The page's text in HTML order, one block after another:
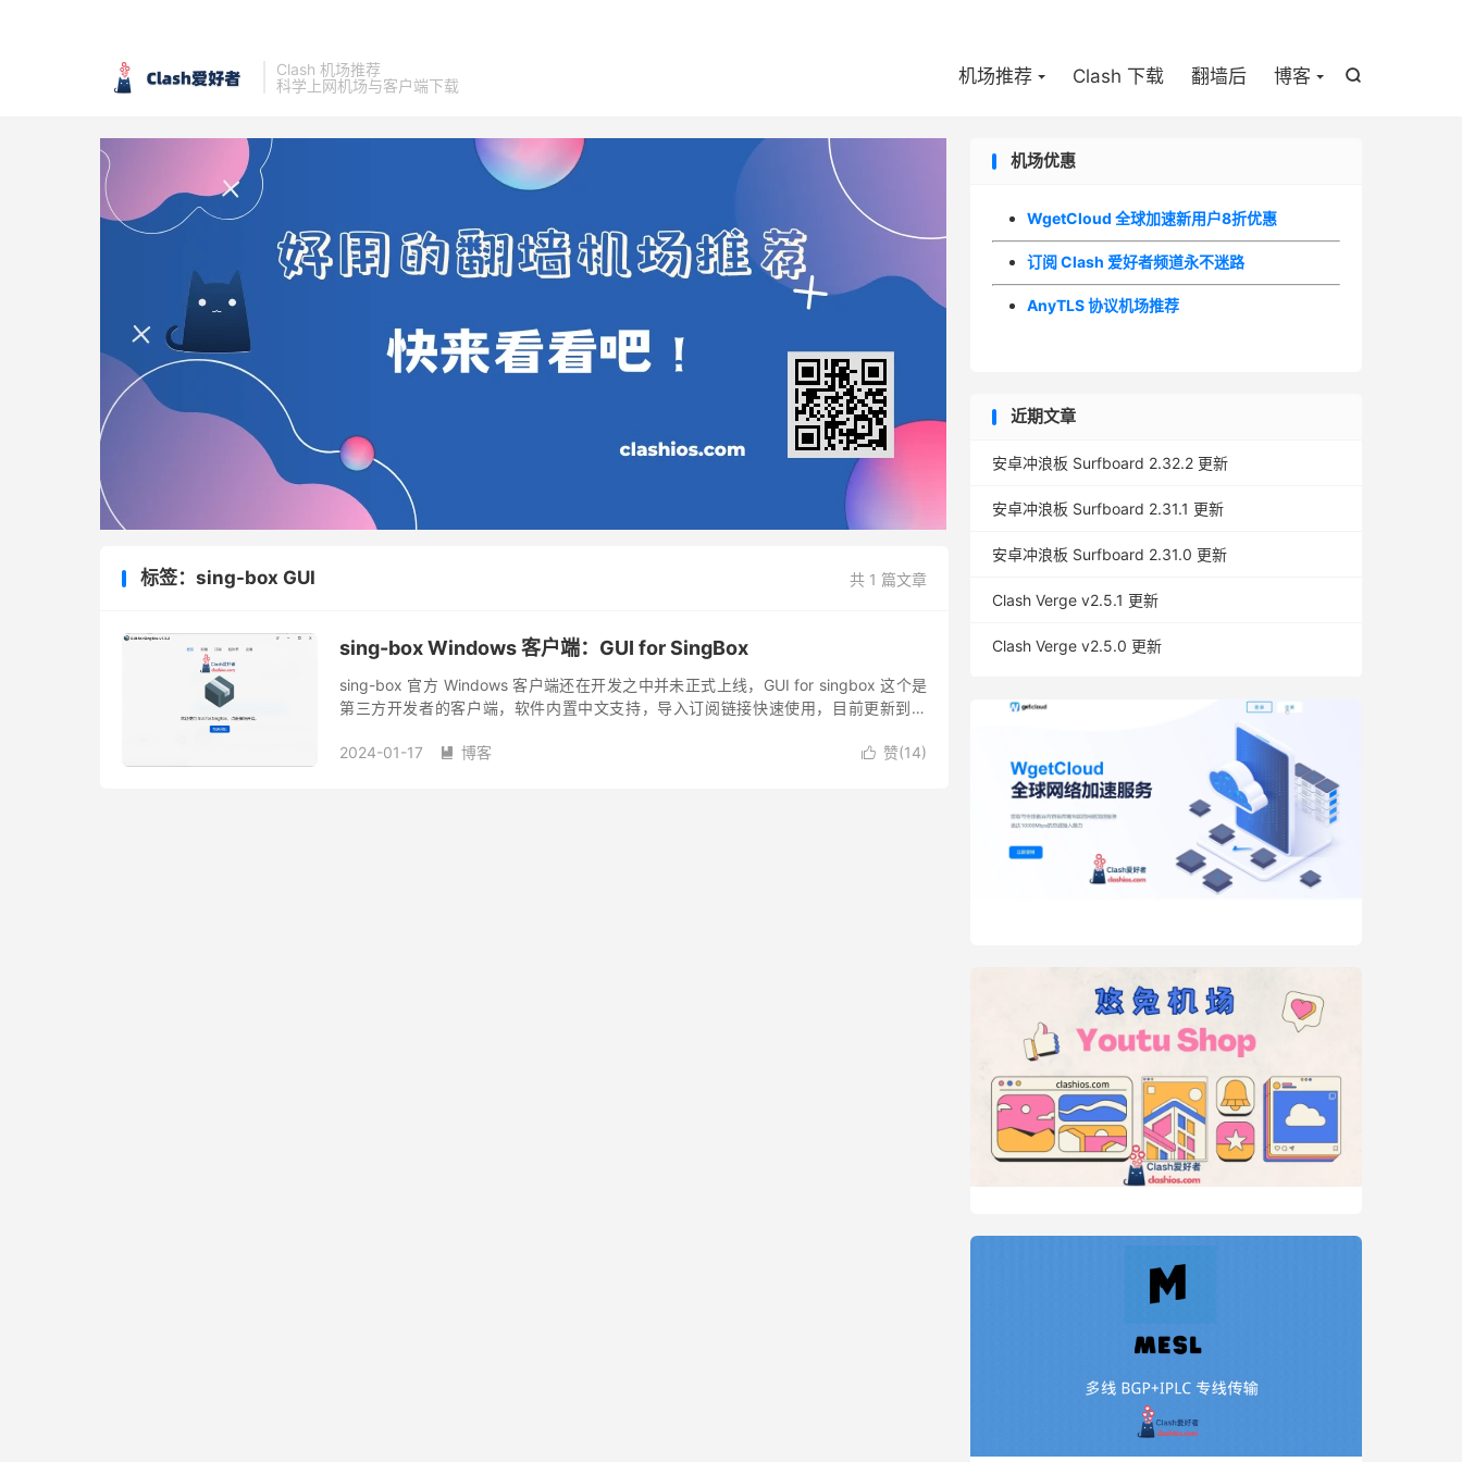
Clash 机场推荐
科学上网机场与客户端下载

机场推荐 Clash 下载 翻墙后 博客
共 1 篇文章
标签：sing-box GUI
sing-box Windows 客户端：GUI for SingBox
sing-box 官方 Windows 客户端还在开发之中并未正式上线，GUI for singbox 这个是
第三方开发者的客户端，软件内置中文支持，导入订阅链接快速使用，目前更新到了
 赞(14)
2024-01-17  博客
机场优惠
WgetCloud 全球加速新用户8折优惠
订阅 Clash 爱好者频道永不迷路
AnyTLS 协议机场推荐
近期文章
安卓冲浪板 Surfboard 2.32.2 更新
安卓冲浪板 Surfboard 2.31.1 更新
安卓冲浪板 Surfboard 2.31.0 更新
Clash Verge v2.5.1 更新
Clash Verge v2.5.0 更新